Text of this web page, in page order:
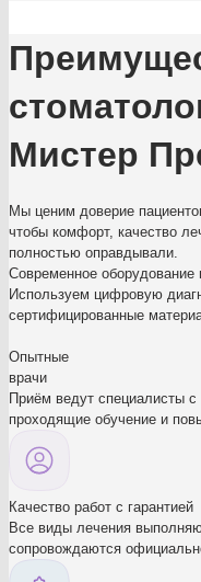
Мистер
Мы ценим доверие
чтобы комфорт, качество
полностью оправдывали.
Современное оборудование
Используем цифровую
сертифицированные
Опытные
врачи
Приём ведут специалисты
проходящие обучение и
Качество работ с гарантией
Все виды лечения
сопровождаются